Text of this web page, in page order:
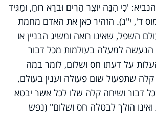
'כִּי הִנֵּה יוֹצֵר הָרִים וּבֹרֵא רוּחַ, וּמַגִּיד
ד', י"ג). הזהיר כאן את האדם מחמת
השפל, שאינו רואה ומשיג הבניין או
הנעשה למעלה בעולמות מכל דבור
על דעתו חס ושלום, לומר במה
שתפעול שום פעולה וענין בעולם.
דבור ושיחה קלה שלו לכל אשר יבטא
הולך לבטלה חס ושלום" (נפש